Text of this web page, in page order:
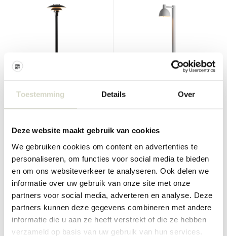
Toestemming Details Over
Deze website maakt gebruik van cookies
We gebruiken cookies om content en advertenties te
personaliseren, om functies voor social media te bieden
en om ons websiteverkeer te analyseren. Ook delen we
informatie over uw gebruik van onze site met onze
partners voor social media, adverteren en analyse. Deze
partners kunnen deze gegevens combineren met andere
informatie die u aan ze heeft verstrekt of die ze hebben
verzameld op basis van uw gebruik van hun services.
PH 3-2½ dristigere utelampe
Inkl. mva
• På lager
Toldbod pullert Ø155mm
Inkl. mva
• På lager
SALE 20% SALE 20%